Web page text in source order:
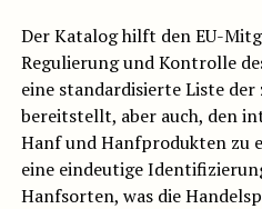
Der Katalog hilft den EU-
Regulierung und Kontrolle
eine standardisierte Liste
bereitstellt, aber auch, den
Hanf und Hanfprodukten zu
eine eindeutige
Hanfsorten, was die